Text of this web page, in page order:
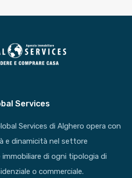
Services
Services di Alghero opera con
e dinamicità nel settore
immobiliare di ogni tipologia di
o commerciale.